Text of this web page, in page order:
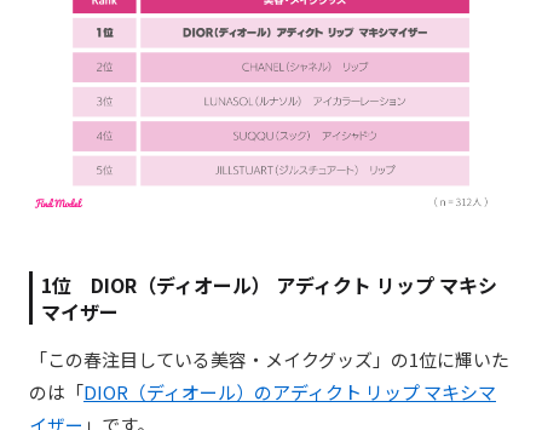
1位 DIOR（ディオール） アディクト リップ マキシ
マイザー
「この春注目している美容・メイクグッズ」の1位に輝いた
のは「DIOR（ディオール）のアディクト リップ マキシマ
イザー 」です。